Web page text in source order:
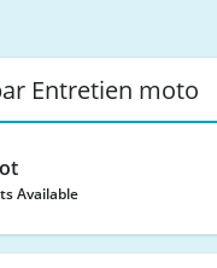
Entretien moto
Available